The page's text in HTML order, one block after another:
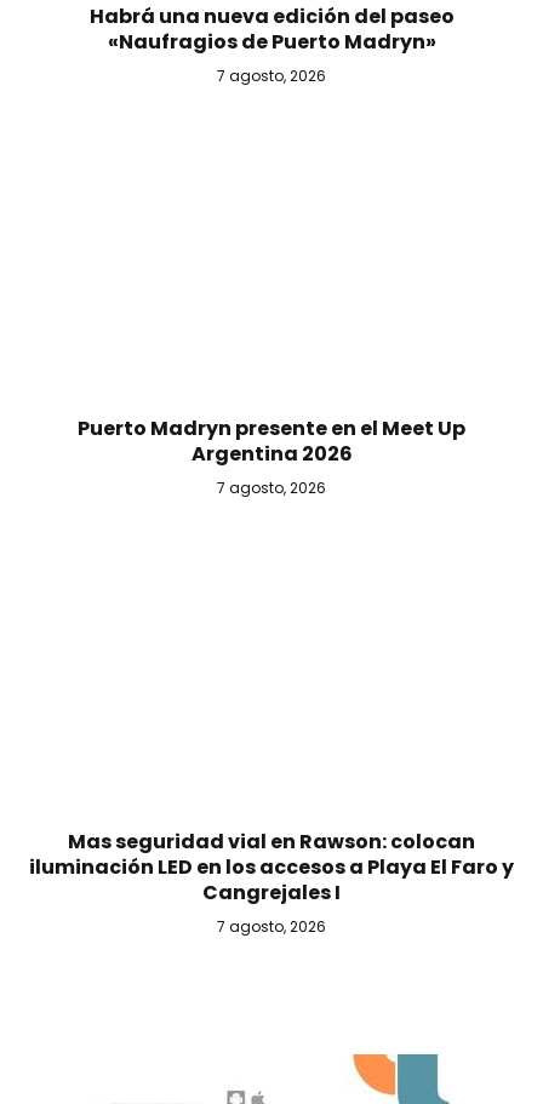
Habrá una nueva edición del paseo
«Naufragios de Puerto Madryn»
7 agosto, 2026
Puerto Madryn presente en el Meet Up
Argentina 2026
7 agosto, 2026
Mas seguridad vial en Rawson: colocan
iluminación LED en los accesos a Playa El Faro y
Cangrejales I
7 agosto, 2026